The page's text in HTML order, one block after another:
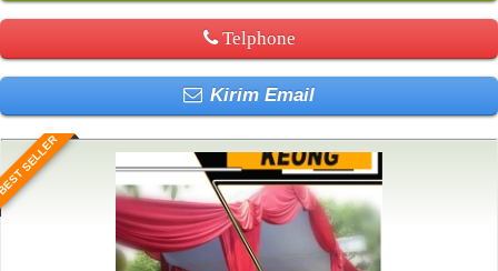
Telphone
Kirim Email
SELLER